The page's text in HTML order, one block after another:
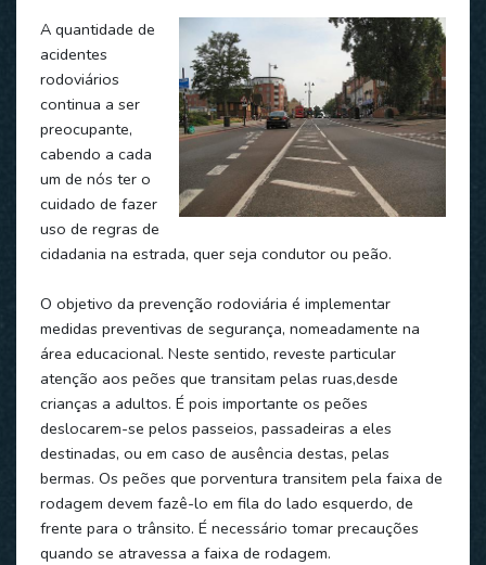
A quantidade de
acidentes
rodoviários
continua a ser
preocupante,
cabendo a cada
um de nós ter o
cuidado de fazer
uso de regras de
cidadania na estrada, quer seja condutor ou peão.
O objetivo da prevenção rodoviária é implementar
medidas preventivas de segurança, nomeadamente na
área educacional. Neste sentido, reveste particular
atenção aos peões que transitam pelas ruas,desde
crianças a adultos. É pois importante os peões
deslocarem-se pelos passeios, passadeiras a eles
destinadas, ou em caso de ausência destas, pelas
bermas. Os peões que porventura transitem pela faixa de
rodagem devem fazê-lo em fila do lado esquerdo, de
frente para o trânsito. É necessário tomar precauções
quando se atravessa a faixa de rodagem.